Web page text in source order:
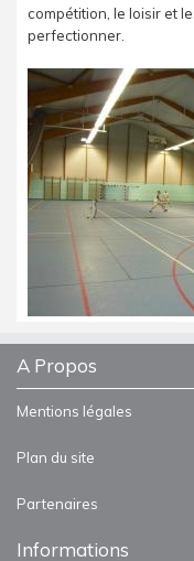
compétition, le loisir et
perfectionner.
A Propos
Mentions légales
Plan du site
Partenaires
Informations